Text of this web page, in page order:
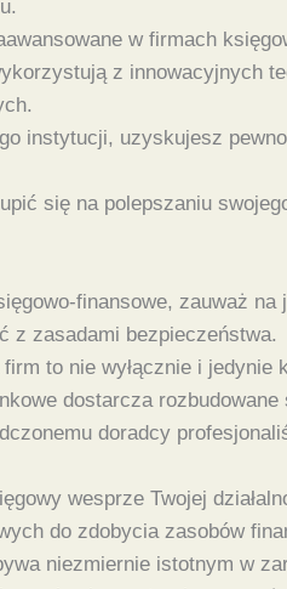
w firmach
z innowacyjnych
instytucji, uzyskujesz
się na polepszaniu
finansowe, zauważ
z zasadami bezpieczeństwa.
to nie wyłącznie i
dostarcza
doradcy
wesprze Twojej
do zdobycia zasobów
niezmiernie istotnym w